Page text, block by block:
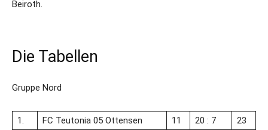
Beiroth.
Die Tabellen
Gruppe Nord
1. FC Teutonia 05 Ottensen 11 20 : 7
23